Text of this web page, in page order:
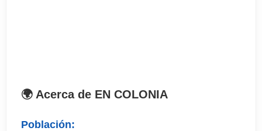
. Recomendable traslado del aeropuerto.
🌍 Acerca de EN COLONIA
Población: